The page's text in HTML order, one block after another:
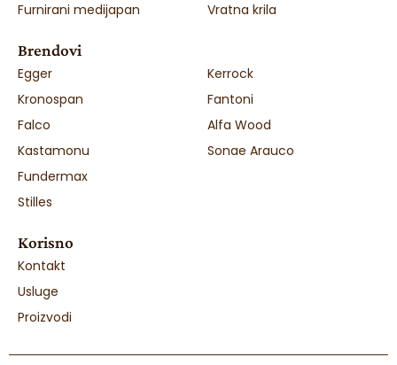
Furnirani medijapan
Vratna krila
Brendovi
Egger
Kronospan
Falco
Kastamonu
Fundermax
Stilles
Kerrock
Fantoni
Alfa Wood
Sonae Arauco
Korisno
Kontakt
Usluge
Proizvodi